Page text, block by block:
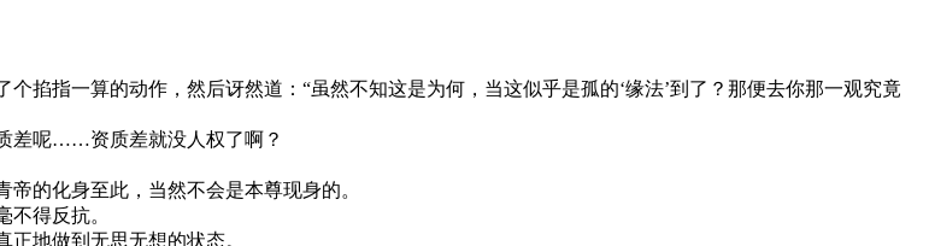
指一算的动作，然后讶然道：“虽然不知这是为何，当这似乎是孤的‘缘法’到了？那便去你那一观究竟
差呢……资质差就没人权了啊？
的化身至此，当然不会是本尊现身的。
得反抗。
地做到无思无想的状态。